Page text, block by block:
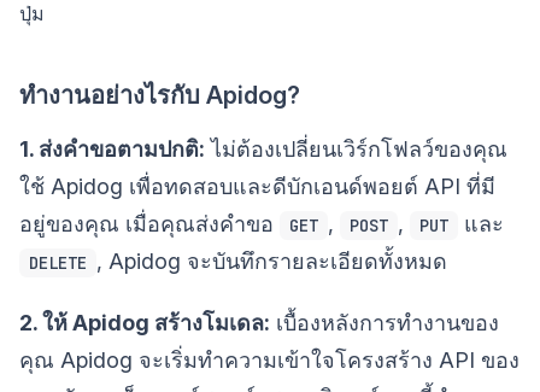
ปุ่ม
ทำงานอย่างไรกับ Apidog?
1. ส่งคำขอตามปกติ: ไม่ต้องเปลี่ยนเวิร์กโฟลว์ของคุณ
ใช้ Apidog เพื่อทดสอบและดีบักเอนด์พอยต์ API ที่มี
อยู่ของคุณ เมื่อคุณส่งคำขอ
GET , POST , PUT และ
DELETE , Apidog จะบันทึกรายละเอียดทั้งหมด
2. ให้ Apidog สร้างโมเดล: เบื้องหลังการทำงานของ
คุณ Apidog จะเริ่มทำความเข้าใจโครงสร้าง API ของ